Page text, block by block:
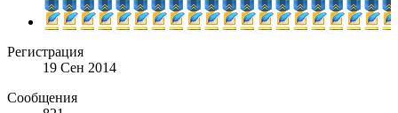
Регистрация
19 Сен 2014
Сообщения